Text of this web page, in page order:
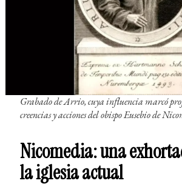
Grabado de Arrio, cuya influencia marcó
creencias y acciones del obispo Eusebio de
Nicomedia: una
la iglesia actual